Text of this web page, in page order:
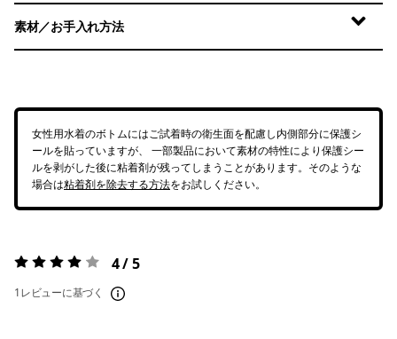
素材／お手入れ方法
女性用水着のボトムにはご試着時の衛生面を配慮し内側部分に保護シ
ールを貼っていますが、 一部製品において素材の特性により保護シー
ルを剥がした後に粘着剤が残ってしまうことがあります。そのような
場合は粘着剤を除去する方法をお試しください。
評価:4 / 5 4 / 5
1レビューに基づく